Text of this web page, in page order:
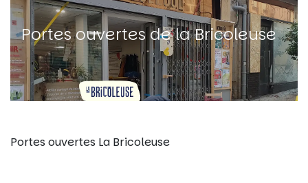
Portes ouvertes de la Bricoleuse
Portes ouvertes La Bricoleuse